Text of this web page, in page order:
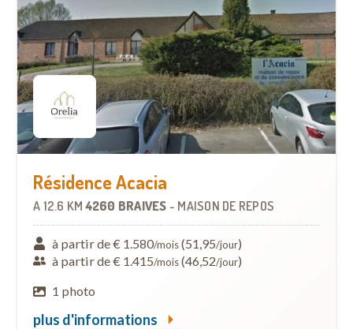
Résidence Acacia
À 12.6 KM 4260 BRAIVES - MAISON DE REPOS
à partir de € 1.580/mois(51,95/jour)
à partir de € 1.415/mois(46,52/jour)
1 photo
plus d'informations